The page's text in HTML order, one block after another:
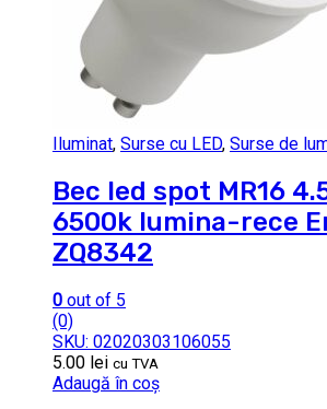
Iluminat, Surse cu LED, Surse de
Bec led spot MR16
6500k lumina-rece
ZQ8342
0 out of 5
(0)
SKU: 02020303106055
5.00 lei cu TVA
Adaugă în coș